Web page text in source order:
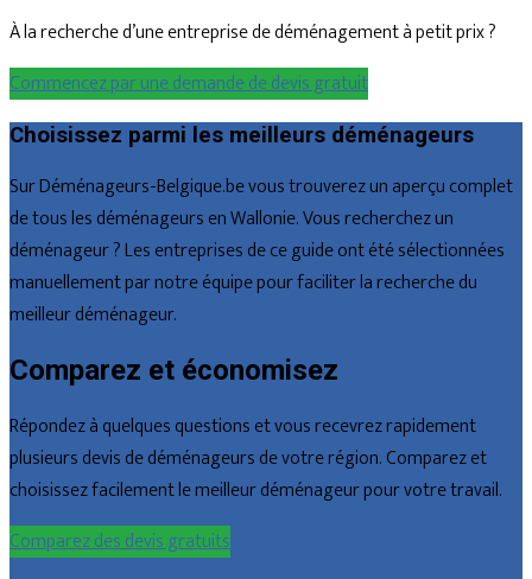
À la recherche d’une entreprise de déménagement à petit prix ?
Commencez par une demande de devis gratuit
Choisissez parmi les meilleurs déménageurs
Sur Déménageurs-Belgique.be vous trouverez un aperçu complet
de tous les déménageurs en Wallonie. Vous recherchez un
déménageur ? Les entreprises de ce guide ont été sélectionnées
manuellement par notre équipe pour faciliter la recherche du
meilleur déménageur.
Comparez et économisez
Répondez à quelques questions et vous recevrez rapidement
plusieurs devis de déménageurs de votre région. Comparez et
choisissez facilement le meilleur déménageur pour votre travail.
Comparez des devis gratuits